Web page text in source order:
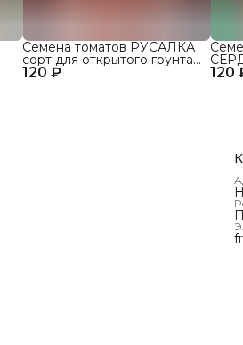
120 ₽
Семена томатов РУСАЛКА
сорт для открытого грунта
и теплиц 120
сорт